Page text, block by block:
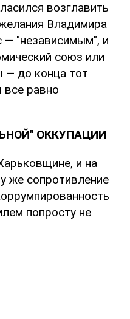
возглавить
Владимира
— "независимым", и
союз или
— до конца тот
все равно
ОККУПАЦИИ
и на
же сопротивление
попросту не